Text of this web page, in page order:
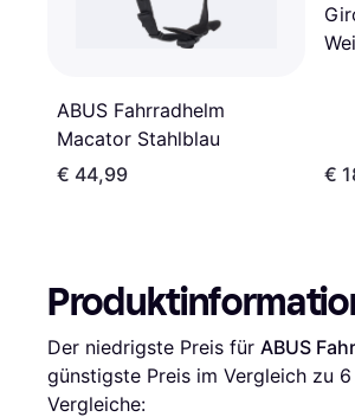
ABUS Fahrradhelm
Macator Stahlblau
€ 44,99
€
Der niedrigste Preis für ABUS
günstigste Preis im Vergleich zu 6
Vergleiche: